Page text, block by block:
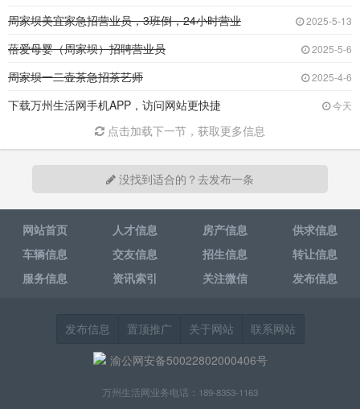
周家坝美宜家急招营业员，3班倒，24小时营业 2025-5-13
蓓爱母婴（周家坝）招聘营业员 2025-5-6
周家坝一二壶茶急招茶艺师 2025-4-6
下载万州生活网手机APP，访问网站更快捷 今天
点击加载下一节，获取更多信息
没找到适合的？去发布一条
网站首页 人才信息 房产信息
供求信息
车辆信息
交友信息 招生信息
转让信息
服务信息
资讯索引 关注微信 发布信息
发布信息 置顶推广 关于网站
联系网站
渝公网安备50022802000406号
万州生活网业务电话：189-8353-1163